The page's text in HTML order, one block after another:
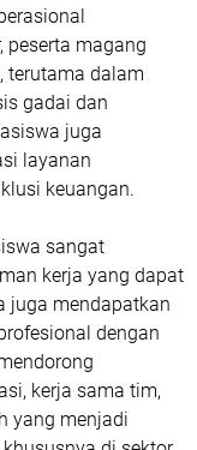
peserta magang
terutama dalam
gadai dan
juga
layanan
keuangan.
sangat
kerja yang dapat
juga mendapatkan
dengan
kerja sama tim,
yang menjadi